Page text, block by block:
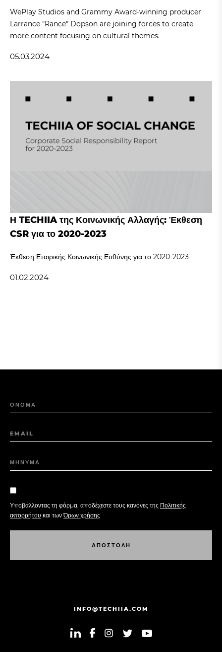
WePlay Studios and Grammy Award-winning producer
Larrance "Rance" Dopson are joining forces to create
more content focusing on cultural themes.
05.03.2024
Η TECHIIA της Κοινωνικής Αλλαγής: Έκθεση
CSR για το 2020-2023
Έκθεση Εταιρικής Κοινωνικής Ευθύνης για το 2020-2023
01.02.2024
ΟΝΟΜΑ
EMAIL
ΜΗΝΥΜΑ
Υποβάλλοντας τη φόρμα, αποδέχεστε τους κανόνες της Πολιτικής
απορρήτου και τωνΌρων χρήσης
ΑΠΟ ΣΤΟ ΛΗ
INFO@TECHIIA.COM